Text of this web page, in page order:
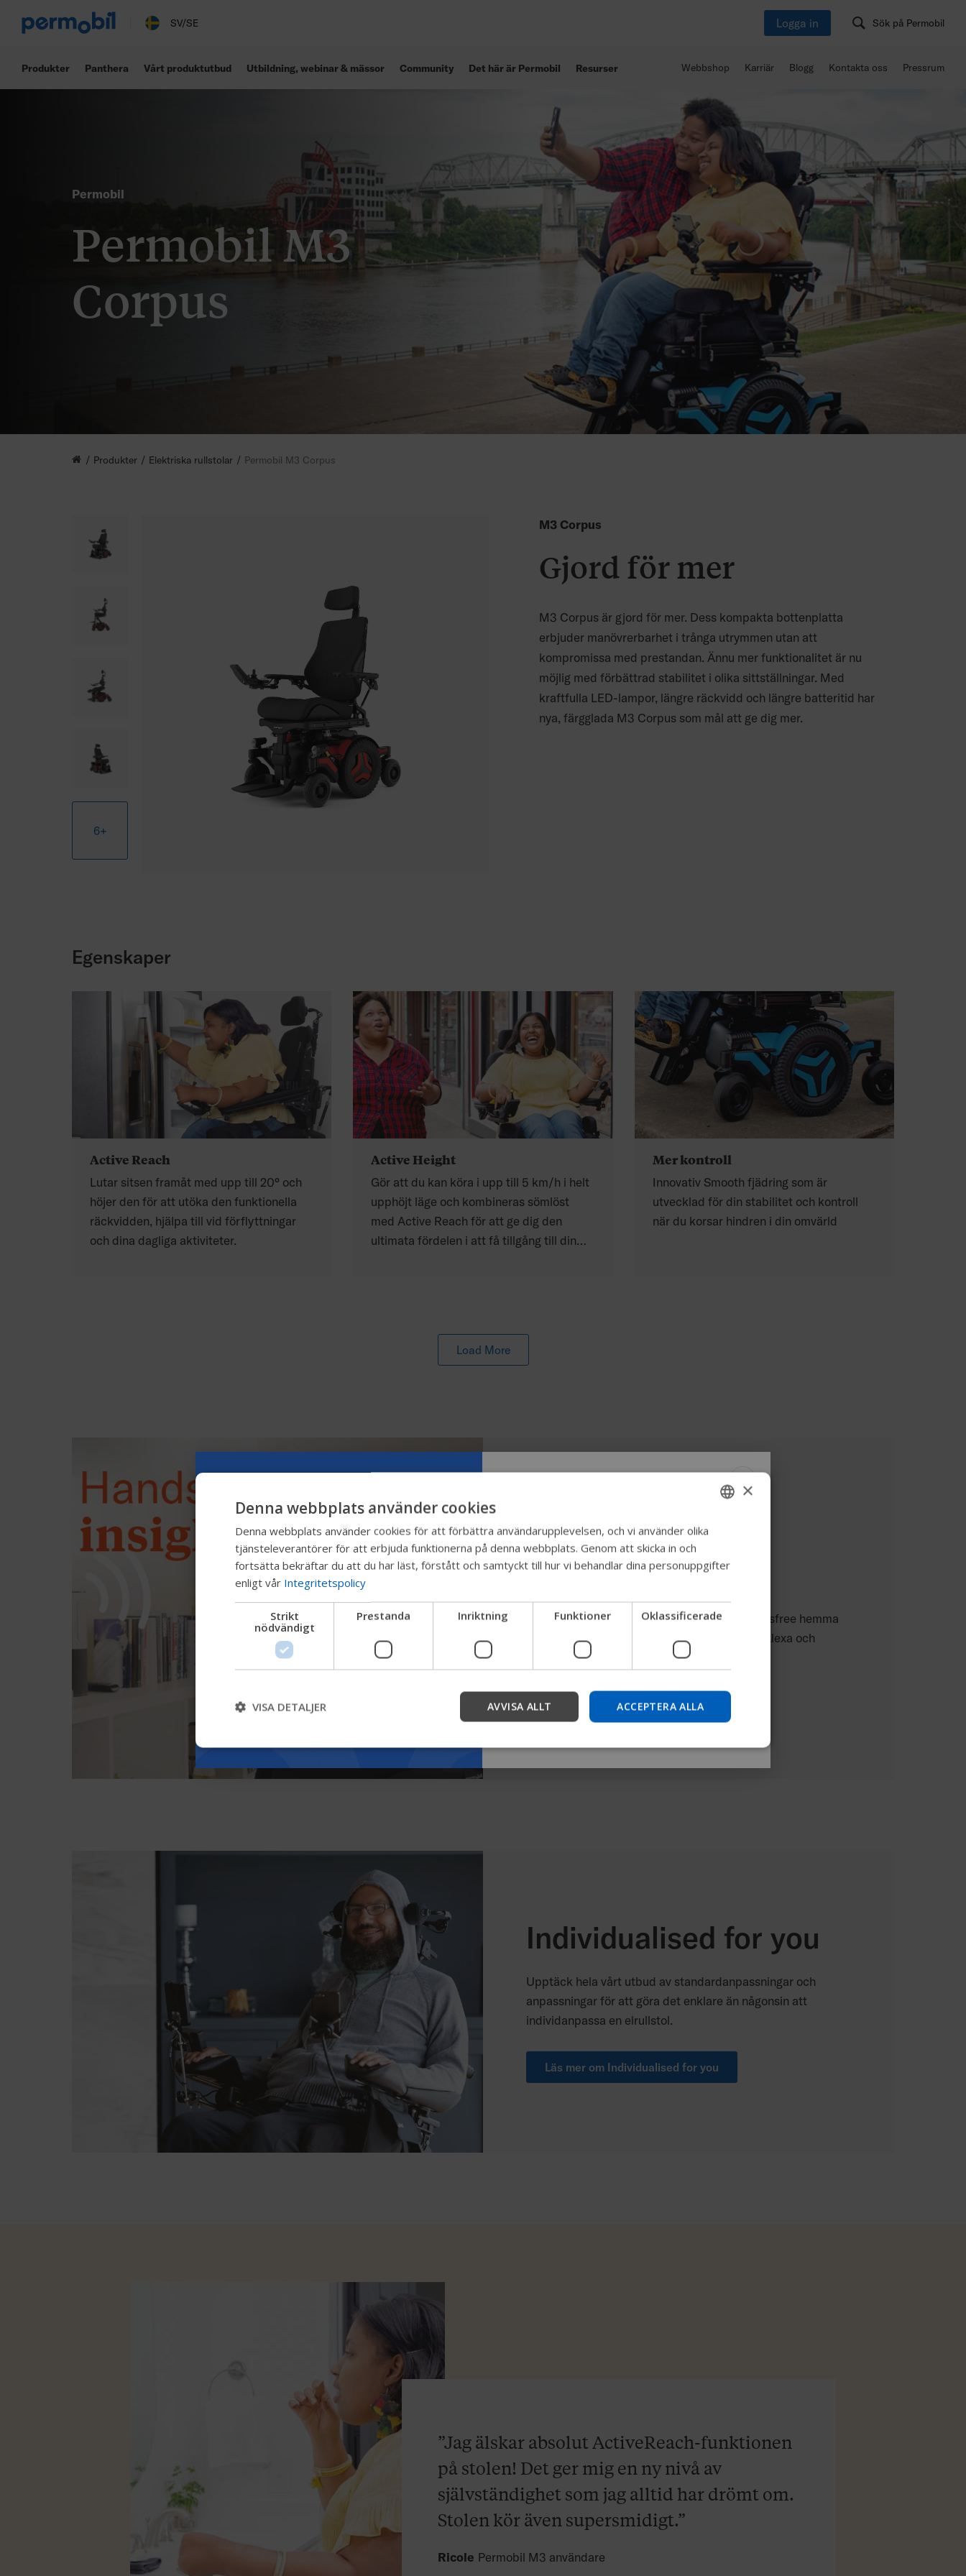
SV/SE Logga in Sök på Permobil
Produkter Panthera Vårt produktutbud Utbildning, webinar & mässor Community Det här är Permobil Resurser Webbshop Karriär Blogg Kontakta oss Pressrum
Permobil
Permobil M3
Corpus
Produkter Elektriska rullstolar Permobil M3 Corpus
6+
M3 Corpus
Gjord för mer
M3 Corpus är gjord för mer. Dess kompakta bottenplatta
erbjuder manövrerbarhet i trånga utrymmen utan att
kompromissa med prestandan. Ännu mer funktionalitet är nu
möjlig med förbättrad stabilitet i olika sittställningar. Med
kraftfulla LED-lampor, längre räckvidd och längre batteritid har
nya, färgglada M3 Corpus som mål att ge dig mer.
Egenskaper
Active Reach
Lutar sitsen framåt med upp till 20° och
höjer den för att utöka den funktionella
räckvidden, hjälpa till vid förflyttningar
och dina dagliga aktiviteter.
Active Height
Gör att du kan köra i upp till 5 km/h i helt
upphöjt läge och kombineras sömlöst
med Active Reach för att ge dig den
ultimata fördelen i att få tillgång till din
Mer kontroll
Innovativ Smooth fjädring som är
utvecklad för din stabilitet och kontroll
när du korsar hindren i din omvärld
Load More
MyPermobil
röstassistent
Få tillgång till din rullstolsinformation via handsfree hemma
eller på väg. MyPermobil är kompatibel med Alexa och
Google Assistant
Läs mer om MyPermobil
Individualised for you
Upptäck hela vårt utbud av standardanpassningar och
anpassningar för att göra det enklare än någonsin att
individanpassa en elrullstol.
Läs mer om Individualised for you
”Jag älskar absolut ActiveReach-funktionen
på stolen! Det ger mig en ny nivå av
självständighet som jag alltid har drömt om.
Stolen kör även supersmidigt.”
Ricole Permobil M3 användare
Prova vår nya
Permobil-guide
Vi testar ett snabbare sätt att utforska
produkter, få företagsinformation och hitta
enhetssupport.
ENGLISH
SWEDISH
DUTCH
DANISH
CHINESE (SIMPLIFIED)
ITALIAN
×
Denna webbplats använder cookies
Denna webbplats använder cookies för att förbättra användarupplevelsen, och vi använder olika
tjänsteleverantörer för att erbjuda funktionerna på denna webbplats. Genom att skicka in och
fortsätta bekräftar du att du har läst, förstått och samtyckt till hur vi behandlar dina personuppgifter
enligt vår Integritetspolicy
Strikt
nödvändigt
Prestanda Inriktning Funktioner Oklassificerade
ACCEPTERA ALLA
AVVISA ALLT
VISA DETALJER